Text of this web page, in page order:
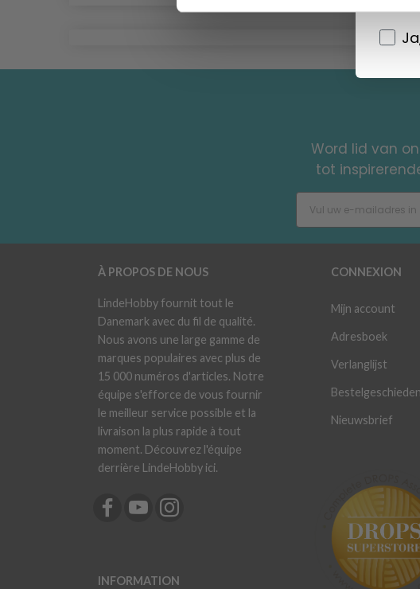
Word lid van
tot
À PROPOS DE NOUS
LindeHobby fournit tout le
Danemark avec du fil de qualité.
Nous avons une large gamme de
marques populaires avec plus de
15 000 numéros d'articles. Notre
équipe s'efforce de vous fournir
le meilleur service possible et la
livraison la plus rapide à tout
moment. Découvrez l'équipe
derrière LindeHobby ici.
INFORMATION
CONNEXION
Mijn account
Adresboek
Verlanglijst
Nieuwsbrief